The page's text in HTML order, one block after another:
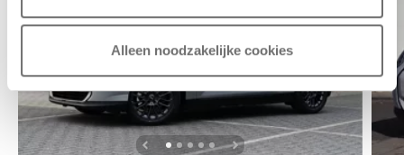
Alleen noodzakelijke cookies